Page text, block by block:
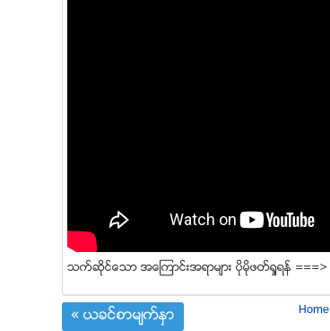
သက္ဆုိင္ေသာ အေၾကာင္းအရာမ်ား ပုိမုိဖတ္ရႈရန္ ===>
« ယခင္စာမ်က္ႏွာ Home